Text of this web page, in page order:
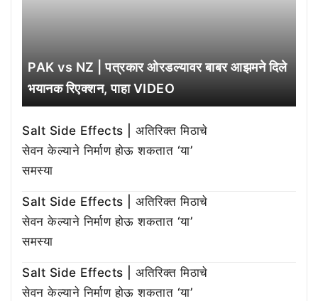
PAK vs NZ | पत्रकार ओरडल्यावर बाबर आझमने दिले
भयानक रिएक्शन, पाहा VIDEO
Salt Side Effects | अतिरिक्त मिठाचे
सेवन केल्याने निर्माण होऊ शकतात ‘या’
समस्या
Salt Side Effects | अतिरिक्त मिठाचे
सेवन केल्याने निर्माण होऊ शकतात ‘या’
समस्या
Salt Side Effects | अतिरिक्त मिठाचे
सेवन केल्याने निर्माण होऊ शकतात ‘या’